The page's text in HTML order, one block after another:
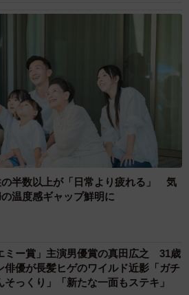
を落して慎重に運転して下さるように（川
の現状と、人と鹿が共存できるよ
などについて教えてください。
の現状については、山下知事が農
の半数以上が「日常より疲れる」 気
温度感ギャップ鮮明に
ミー賞」主演男優賞の真田広之 31歳
俳優が長髪ヒゲのワイルド近影「ガチ
そっくり」「新たな一面もステキ」